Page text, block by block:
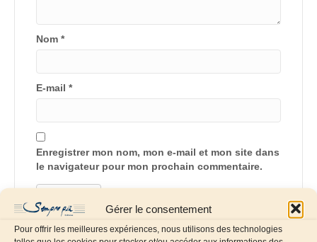
Gérer le consentement
Pour offrir les meilleures expériences, nous utilisons des technologies
Nom *
E-mail *
Enregistrer mon nom, mon e-mail et mon site dans
le navigateur pour mon prochain commentaire.